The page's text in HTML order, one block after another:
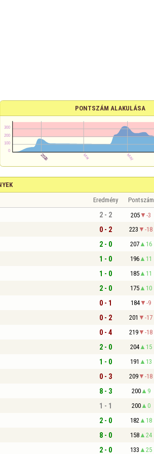
PONTSZÁM ALAKULÁSA
Eredmény Pontszám
2 - 2 205 -3
0 - 2 223 -18
2 - 0 207 16
1 - 0 196 11
1 - 0 185 11
2 - 0 175 10
0 - 1 184 -9
0 - 2 201 -17
0 - 4 219 -18
2 - 0 204 15
1 - 0 191 13
0 - 3 209 -18
8 - 3 200 9
1 - 1 200 0
2 - 0 182 18
8 - 0 158 24
2 - 0 133 25